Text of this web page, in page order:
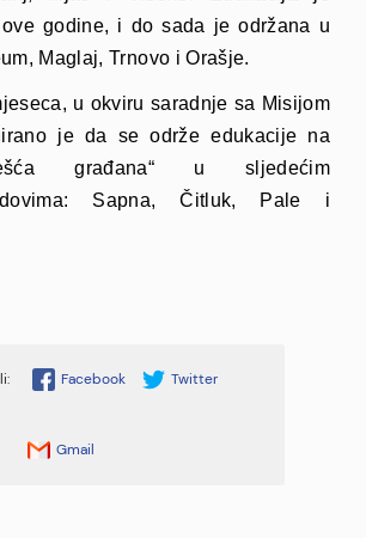
godine, i do sada je održana u
Maglaj, Trnovo i Orašje.
u okviru saradnje sa Misijom
je da se održe edukacije na
građana“ u sljedećim
Sapna, Čitluk, Pale i
Facebook Twitter
Gmail